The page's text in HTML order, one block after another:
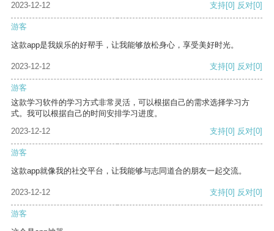
2023-12-12 支持[0] 反对[0]
游客
这款app是我娱乐的好帮手，让我能够放松身心，享受美好时光。
2023-12-12 支持[0] 反对[0]
游客
这款学习软件的学习方式非常灵活，可以根据自己的需求选择学习方
式。我可以根据自己的时间安排学习进度。
2023-12-12
支持[0] 反对[0]
游客
这款app就像我的社交平台，让我能够与志同道合的朋友一起交流。
2023-12-12 支持[0] 反对[0]
游客